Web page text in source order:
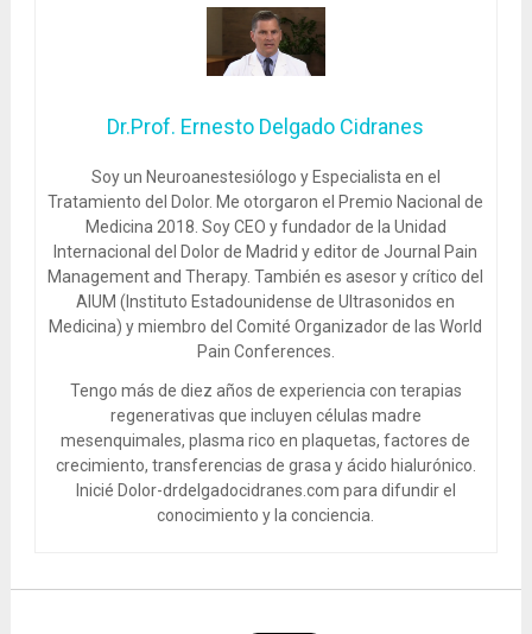
Dr.Prof. Ernesto Delgado Cidranes
Soy un Neuroanestesiólogo y Especialista en el
Tratamiento del Dolor. Me otorgaron el Premio Nacional de
Medicina 2018. Soy CEO y fundador de la Unidad
Internacional del Dolor de Madrid y editor de Journal Pain
Management and Therapy. También es asesor y crítico del
AIUM (Instituto Estadounidense de Ultrasonidos en
Medicina) y miembro del Comité Organizador de las World
Pain Conferences.
Tengo más de diez años de experiencia con terapias
regenerativas que incluyen células madre
mesenquimales, plasma rico en plaquetas, factores de
crecimiento, transferencias de grasa y ácido hialurónico.
Inicié Dolor-drdelgadocidranes.com para difundir el
conocimiento y la conciencia.